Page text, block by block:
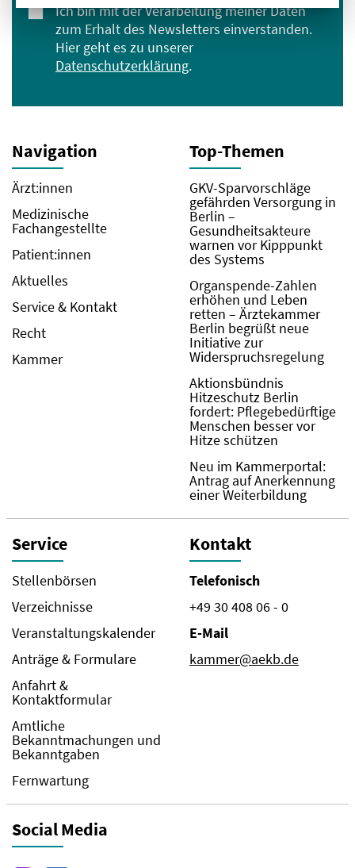
Ich bin mit der Verarbeitung meiner Daten
zum Erhalt des Newsletters einverstanden.
Hier geht es zu unserer
Datenschutzerklärung.
Navigation
Ärzt:innen
Medizinische
Fachangestellte
Patient:innen
Aktuelles
Service & Kontakt
Recht
Kammer
Top-Themen
GKV-Sparvorschläge
gefährden Versorgung in
Berlin –
Gesundheitsakteure
warnen vor Kipppunkt
des Systems
Organspende-Zahlen
erhöhen und Leben
retten – Ärztekammer
Berlin begrüßt neue
Initiative zur
Widerspruchsregelung
Aktionsbündnis
Hitzeschutz Berlin
fordert: Pflegebedürftige
Menschen besser vor
Hitze schützen
Neu im Kammerportal:
Antrag auf Anerkennung
einer Weiterbildung
Service
Stellenbörsen
Verzeichnisse
Veranstaltungskalender
Anträge & Formulare
Anfahrt &
Kontaktformular
Amtliche
Bekanntmachungen und
Bekanntgaben
Fernwartung
Kontakt
Telefonisch
+49 30 408 06 - 0
E-Mail
kammer@aekb.de
Social Media